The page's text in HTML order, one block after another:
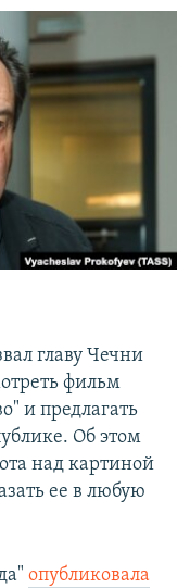
главу Чечни
фильм
и предлагать
Об этом
над картиной
ее в любую
опубликовала